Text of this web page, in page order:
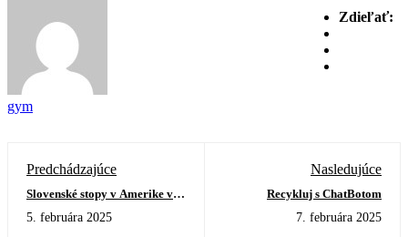
Zdieľať:
gym
Predchádzajúce
Slovenské stopy v Amerike v
5. februára 2025
Nasledujúce
Recykluj s ChatBotom
7. februára 2025